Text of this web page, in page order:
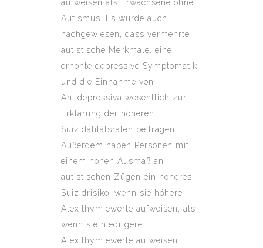
aufweisen als Erwachsene ohne
Autismus. Es wurde auch
nachgewiesen, dass vermehrte
autistische Merkmale, eine
erhöhte depressive Symptomatik
und die Einnahme von
Antidepressiva wesentlich zur
Erklärung der höheren
Suizidalitätsraten beitragen.
Außerdem haben Personen mit
einem hohen Ausmaß an
autistischen Zügen ein höheres
Suizidrisiko, wenn sie höhere
Alexithymiewerte aufweisen, als
wenn sie niedrigere
Alexithymiewerte aufweisen.